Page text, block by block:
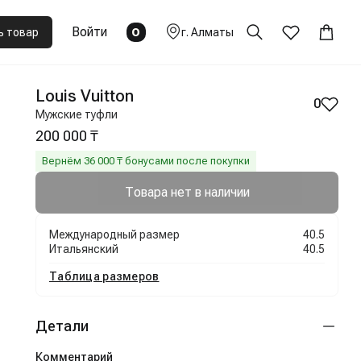
товар Войти 0 г. Алматы
Louis Vuitton
Мужские туфли
0
200 000 ₸
Вернём 36 000 ₸ бонусами после покупки
Товара нет в наличии
Международный размер
40.5
Итальянский
40.5
Таблица размеров
Детали
Комментарий